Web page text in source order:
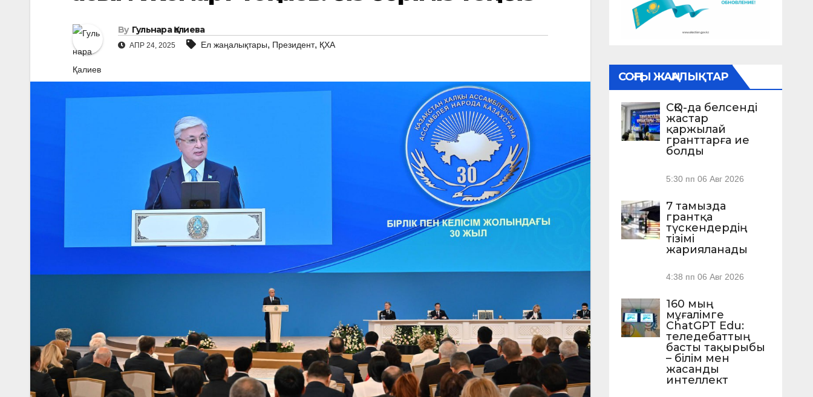
By Гульнара Қалиева
АПР 24, 2025 Ел жаңалықтары, Президент, ҚХА
СОҢҒЫ ЖАҢАЛЫҚТАР
СҚО-да белсенді
жастар
қаржылай
гранттарға ие
болды
5:30 пп 06 Авг 2026
7 тамызда
грантқа
түскендердің
тізімі
жарияланады
4:38 пп 06 Авг 2026
160 мың
мұғалімге
ChatGPT Edu:
теледебаттың
басты тақырыбы
– білім мен
жасанды
интеллект